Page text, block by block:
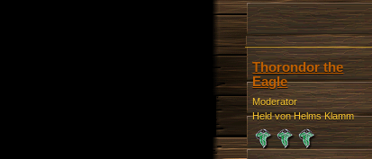
Thorondor the
Eagle
Moderator
Held von Helms Klamm